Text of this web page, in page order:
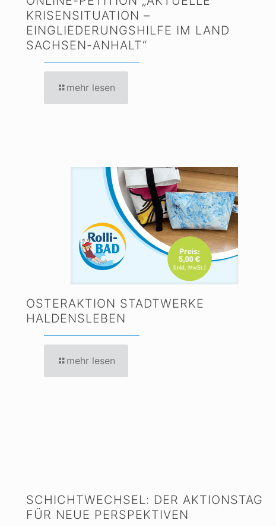
KRISENSITUATION –
EINGLIEDERUNGSHILFE IM LAND
SACHSEN-ANHALT“
mehr lesen
OSTERAKTION STADTWERKE
HALDENSLEBEN
mehr lesen
SCHICHTWECHSEL: DER AKTIONSTAG
FÜR NEUE PERSPEKTIVEN